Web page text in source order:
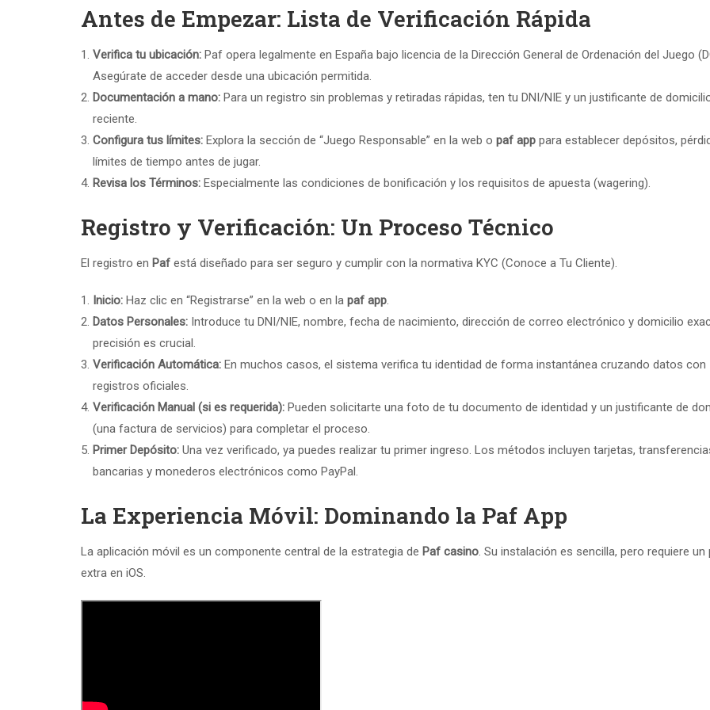
Antes de Empezar: Lista de Verificación Rápida
Verifica tu ubicación: Paf opera legalmente en España bajo licencia de la Dirección General de Ordenación del Juego
Asegúrate de acceder desde una ubicación permitida.
Documentación a mano: Para un registro sin problemas y retiradas rápidas, ten tu DNI/NIE y un justificante de
reciente.
Configura tus límites: Explora la sección de “Juego Responsable” en la web o paf app para establecer depósitos,
límites de tiempo antes de jugar.
Revisa los Términos: Especialmente las condiciones de bonificación y los requisitos de apuesta (wagering).
Registro y Verificación: Un Proceso Técnico
El registro en Paf está diseñado para ser seguro y cumplir con la normativa KYC (Conoce a Tu Cliente).
Inicio: Haz clic en “Registrarse” en la web o en la paf app.
Datos Personales: Introduce tu DNI/NIE, nombre, fecha de nacimiento, dirección de correo electrónico y domicilio
precisión es crucial.
Verificación Automática: En muchos casos, el sistema verifica tu identidad de forma instantánea cruzando datos con
registros oficiales.
Verificación Manual (si es requerida): Pueden solicitarte una foto de tu documento de identidad y un justificante de
(una factura de servicios) para completar el proceso.
Primer Depósito: Una vez verificado, ya puedes realizar tu primer ingreso. Los métodos incluyen tarjetas,
bancarias y monederos electrónicos como PayPal.
La Experiencia Móvil: Dominando la Paf App
La aplicación móvil es un componente central de la estrategia de Paf casino. Su instalación es sencilla, pero requiere un
extra en iOS.